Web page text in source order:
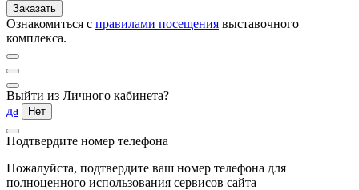
Заказать
Ознакомиться с правилами посещения выставочного
комплекса.
Выйти из Личного кабинета?
да
Нет
Подтвердите номер телефона
Пожалуйста, подтвердите ваш номер телефона для
полноценного использования сервисов сайта